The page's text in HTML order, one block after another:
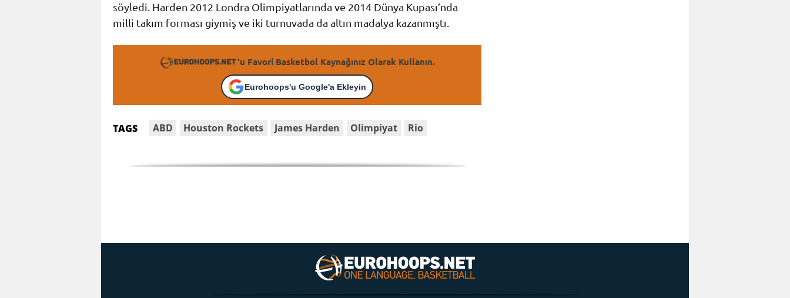
söyledi. Harden 2012 Londra Olimpiyatlarında ve 2014 Dünya Kupası’nda
milli takım forması giymiş ve iki turnuvada da altın madalya kazanmıştı.
'u Favori Basketbol Kaynağınız Olarak Kullanın.
Eurohoops'u Google'a Ekleyin
TAGS ABD Houston Rockets James Harden Olimpiyat Rio